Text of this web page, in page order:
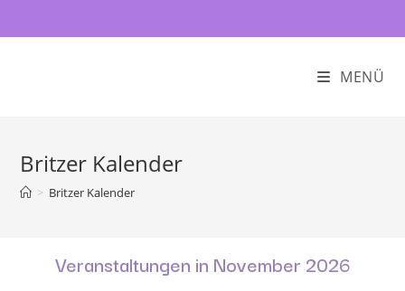
MENÜ
Britzer Kalender
> Britzer Kalender
Veranstaltungen in November 2026